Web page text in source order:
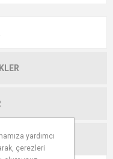
yardımcı
çerezleri